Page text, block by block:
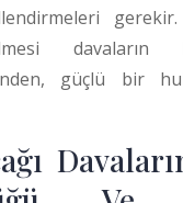
davaların
güçlü bir